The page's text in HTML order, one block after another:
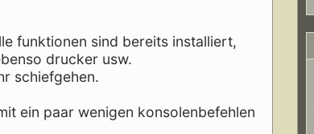
funktionen sind bereits installiert,
drucker usw.
schiefgehen.
ein paar wenigen konsolenbefehlen